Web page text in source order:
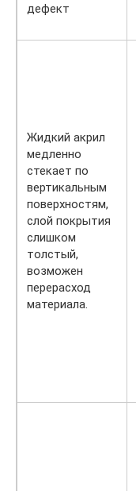
дефект
Жидкий акрил
медленно
стекает по
вертикальным
поверхностям,
слой покрытия
слишком
толстый,
возможен
перерасход
материала.